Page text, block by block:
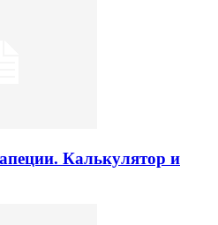
Калькулятор и